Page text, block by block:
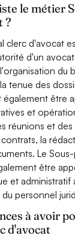
le métier
?
clerc d'avocat
d'un
du
tenue des
également être
et
réunions et
la
Le
être
et administratif
personnel
à avoir
d'avocat